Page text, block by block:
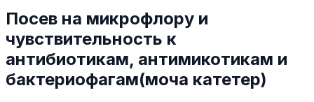
Посев на микрофлору и
чувствительность к
антибиотикам, антимикотикам и
бактериофагам(моча катетер)